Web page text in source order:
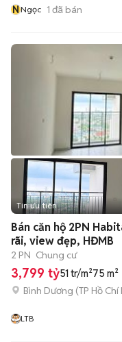
NNgọc 1 đã bán
Tin ưu tiên
Bán căn hộ 2PN
rãi, view đẹp, HĐMB
2 PN Chung cư
3,799 tỷ51 tr/m²75 m²
Bình Dương (TP Hồ Chí
LTB